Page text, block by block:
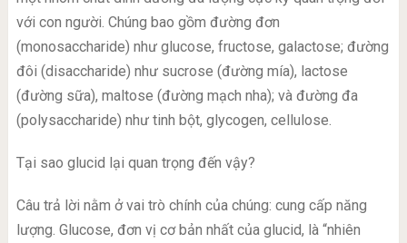
với con người. Chúng bao gồm đường đơn
(monosaccharide) như glucose, fructose, galactose; đường
đôi (disaccharide) như sucrose (đường mía), lactose
(đường sữa), maltose (đường mạch nha); và đường đa
(polysaccharide) như tinh bột, glycogen, cellulose.
Tại sao glucid lại quan trọng đến vậy?
Câu trả lời nằm ở vai trò chính của chúng: cung cấp năng
lượng. Glucose, đơn vị cơ bản nhất của glucid, là “nhiên